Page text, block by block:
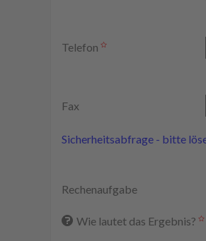
Telefon
Fax
Sicherheitsabfrage - bitte
Rechenaufgabe
Wie lautet das Ergebnis?